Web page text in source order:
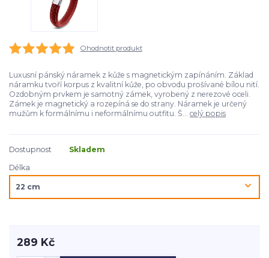
Ohodnotit produkt
Luxusní pánský náramek z kůže s magnetickým zapínáním. Základ
náramku tvoří korpus z kvalitní kůže, po obvodu prošívané bílou nití.
Ozdobným prvkem je samotný zámek, vyrobený z nerezové oceli.
Zámek je magnetický a rozepíná se do strany. Náramek je určený
mužům k formálnímu i neformálnímu outfitu. Š... celý popis
Dostupnost
Skladem
Délka
289 Kč